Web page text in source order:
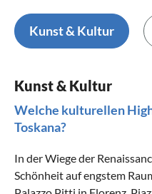
Kunst & Kultur
Kunst & Kultur
Welche kulturellen
Toskana?
In der Wiege der
Schönheit auf engstem